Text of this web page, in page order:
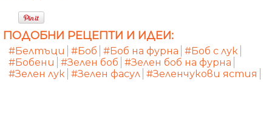
ПОДОБНИ РЕЦЕПТИ И ИДЕИ:
#Белтъци #Боб #Боб на фурна #Боб с лук
#Бобени
#Зелен боб #Зелен боб на фурна
#Зелен лук #Зелен фасул #Зеленчукови ястия